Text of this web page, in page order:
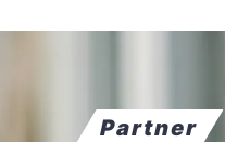
Partner